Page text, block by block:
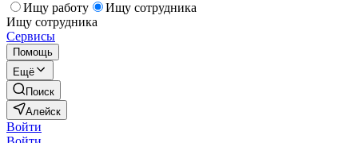
Ищу работу
Ищу сотрудника
Ищу сотрудника
Сервисы
Помощь
Ещё
Поиск
Алейск
Войти